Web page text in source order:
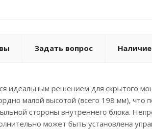
Задать вопрос Наличие
идеальным решением для скрытого
малой высотой (всего 198 мм),
стороны внутреннего блока.
может быть установлена